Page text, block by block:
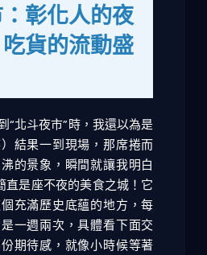
彰化人的夜
貨的流動盛
“北斗夜市”時，我還以為是
結果一到現場，那席捲而
的景象，瞬間就讓我明白
是座不夜的美食之城！它
充滿歷史底蘊的地方，每
一週兩次，具體看下面交
期待感，就像小時候等著